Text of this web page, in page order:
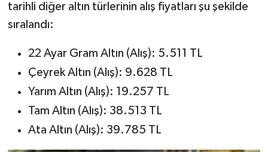
tarihli diğer altın türlerinin alış fiyatları şu şekilde
sıralandı:
22 Ayar Gram Altın (Alış): 5.511 TL
Çeyrek Altın (Alış): 9.628 TL
Yarım Altın (Alış): 19.257 TL
Tam Altın (Alış): 38.513 TL
Ata Altın (Alış): 39.785 TL